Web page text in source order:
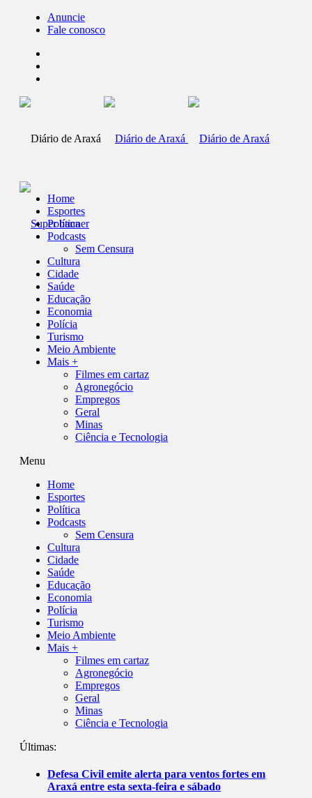
Anuncie
Fale conosco
Home
Esportes
Política
Podcasts
Sem Censura
Cultura
Cidade
Saúde
Educação
Economia
Polícia
Turismo
Meio Ambiente
Mais +
Filmes em cartaz
Agronegócio
Empregos
Geral
Minas
Ciência e Tecnologia
Menu
Home
Esportes
Política
Podcasts
Sem Censura
Cultura
Cidade
Saúde
Educação
Economia
Polícia
Turismo
Meio Ambiente
Mais +
Filmes em cartaz
Agronegócio
Empregos
Geral
Minas
Ciência e Tecnologia
Últimas:
Defesa Civil emite alerta para ventos fortes em
Araxá entre esta sexta-feira e sábado